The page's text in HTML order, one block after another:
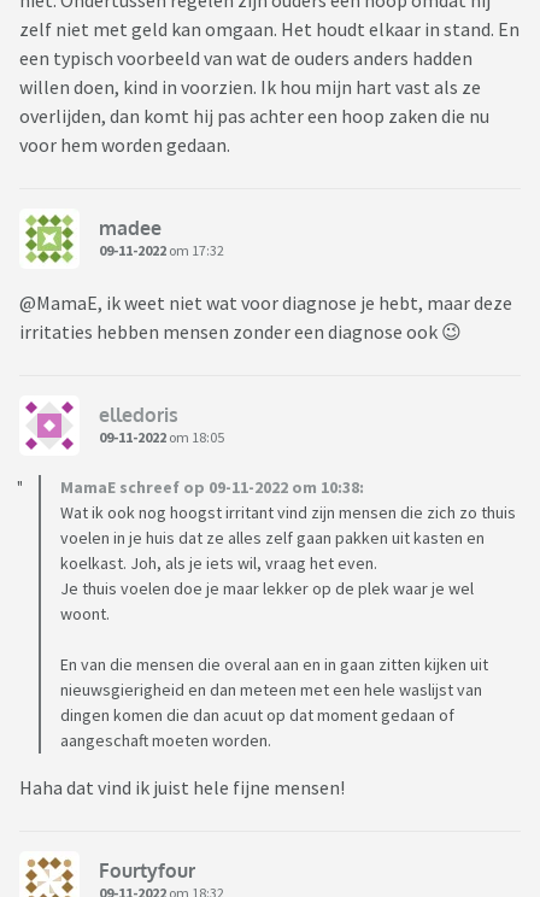
zelf niet met geld kan omgaan. Het houdt elkaar in stand. En
een typisch voorbeeld van wat de ouders anders hadden
willen doen, kind in voorzien. Ik hou mijn hart vast als ze
overlijden, dan komt hij pas achter een hoop zaken die nu
voor hem worden gedaan.
madee
09-11-2022 om 17:32
@MamaE, ik weet niet wat voor diagnose je hebt, maar deze
irritaties hebben mensen zonder een diagnose ook 😉
elledoris
09-11-2022 om 18:05
MamaE schreef op 09-11-2022 om 10:38:
Wat ik ook nog hoogst irritant vind zijn mensen die zich zo thuis
voelen in je huis dat ze alles zelf gaan pakken uit kasten en
koelkast. Joh, als je iets wil, vraag het even.
Je thuis voelen doe je maar lekker op de plek waar je wel
woont.
En van die mensen die overal aan en in gaan zitten kijken uit
nieuwsgierigheid en dan meteen met een hele waslijst van
dingen komen die dan acuut op dat moment gedaan of
aangeschaft moeten worden.
Haha dat vind ik juist hele fijne mensen!
Fourtyfour
09-11-2022 om 18:32